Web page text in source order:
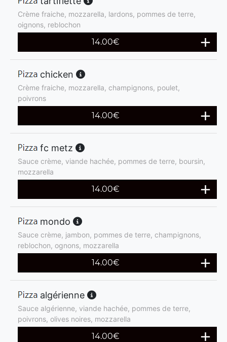
Crème fraiche, mozzarella, lardons, pommes de terre,
oignons, reblochon
14.00€
chicken
Crème fraiche, mozzarella, champignons, poulet,
poivrons
14.00€
fc metz
Sauce crème, viande hachée, pommes de terre, boursin,
mozzarella
14.00€
mondo
Sauce crème, jambon, pommes de terre, champignons,
reblochon, ognons, mozzarella
14.00€
algérienne
Sauce algérienne, viande hachée, pommes de terre,
poivrons, olives noires, mozzarella
14.00€